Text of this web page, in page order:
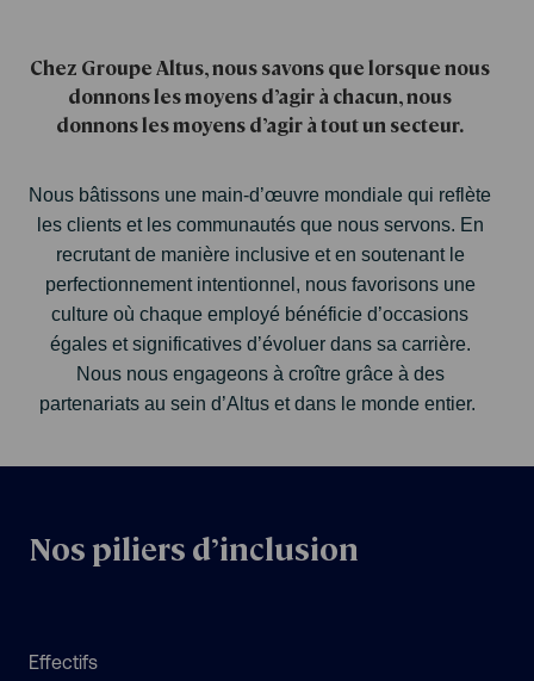
Chez Groupe Altus, nous savons que lorsque nous
donnons les moyens d’agir à chacun, nous
donnons les moyens d’agir à tout un secteur.
Nous bâtissons une main-d’œuvre mondiale qui reflète
les clients et les communautés que nous servons. En
recrutant de manière inclusive et en soutenant le
perfectionnement intentionnel, nous favorisons une
culture où chaque employé bénéficie d’occasions
égales et significatives d’évoluer dans sa carrière.
Nous nous engageons à croître grâce à des
partenariats au sein d’Altus et dans le monde entier.
Nos piliers d’inclusion
Effectifs